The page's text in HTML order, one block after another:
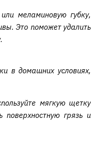
меламиновую губку,
Это поможет удалить
в домашних условиях,
мягкую щетку
поверхностную грязь и